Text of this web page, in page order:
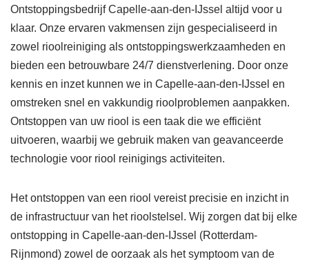
Ontstoppingsbedrijf Capelle-aan-den-IJssel altijd voor u
klaar. Onze ervaren vakmensen zijn gespecialiseerd in
zowel rioolreiniging als ontstoppingswerkzaamheden en
bieden een betrouwbare 24/7 dienstverlening. Door onze
kennis en inzet kunnen we in Capelle-aan-den-IJssel en
omstreken snel en vakkundig rioolproblemen aanpakken.
Ontstoppen van uw riool is een taak die we efficiënt
uitvoeren, waarbij we gebruik maken van geavanceerde
technologie voor riool reinigings activiteiten.
Het ontstoppen van een riool vereist precisie en inzicht in
de infrastructuur van het rioolstelsel. Wij zorgen dat bij elke
ontstopping in Capelle-aan-den-IJssel (Rotterdam-
Rijnmond) zowel de oorzaak als het symptoom van de